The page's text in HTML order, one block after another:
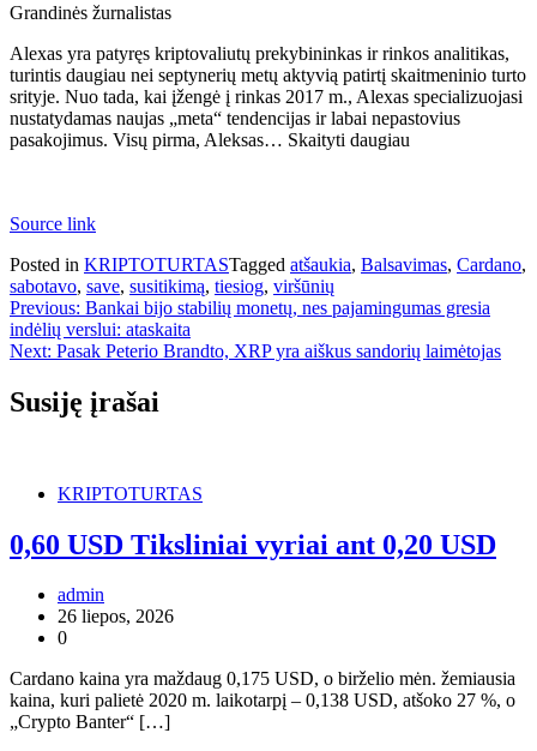
Grandinės žurnalistas
Alexas yra patyręs kriptovaliutų prekybininkas ir rinkos analitikas,
turintis daugiau nei septynerių metų aktyvią patirtį skaitmeninio turto
srityje. Nuo tada, kai įžengė į rinkas 2017 m., Alexas specializuojasi
nustatydamas naujas „meta“ tendencijas ir labai nepastovius
pasakojimus. Visų pirma, Aleksas… Skaityti daugiau
Source link
Posted in KRIPTOTURTASTagged atšaukia, Balsavimas, Cardano,
sabotavo, save, susitikimą, tiesiog, viršūnių
Navigacija
tarp
Previous: Bankai bijo stabilių monetų, nes pajamingumas gresia
indėlių verslui: ataskaita
Next: Pasak Peterio Brandto, XRP yra aiškus sandorių laimėtojas
Susiję įrašai
KRIPTOTURTAS
0,60 USD Tiksliniai vyriai ant 0,20 USD
admin
26 liepos, 2026
0
Cardano kaina yra maždaug 0,175 USD, o birželio mėn. žemiausia
kaina, kuri palietė 2020 m. laikotarpį – 0,138 USD, atšoko 27 %, o
„Crypto Banter“ […]